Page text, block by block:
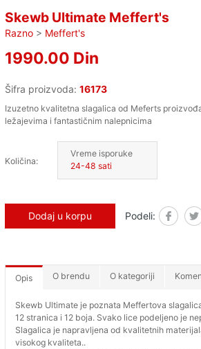
Skewb Ultimate Meffert's
Razno > Meffert's
1990.00 Din
Šifra proizvoda: 16173
Izuzetno kvalitetna slagalica od Meferts
ležajevima i fantastičnim nalepnicima
Količina:
Vreme isporuke
24-48 sati
Dodaj u korpu Podeli:
Opis O brendu O kategoriji
Skewb Ultimate je poznata Meffertova
12 stranica i 12 boja. Svako lice podeljeno je
Slagalica je napravljena od kvalitetnih
visokog kvaliteta..